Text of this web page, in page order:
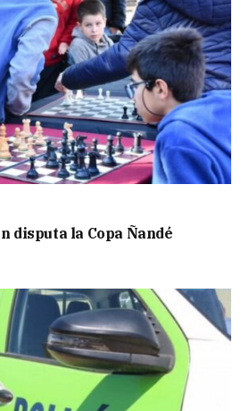
disputa la Copa Ñandé